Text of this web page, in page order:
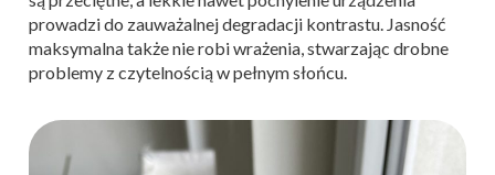
prowadzi do zauważalnej degradacji kontrastu. Jasność
maksymalna także nie robi wrażenia, stwarzając drobne
problemy z czytelnością w pełnym słońcu.